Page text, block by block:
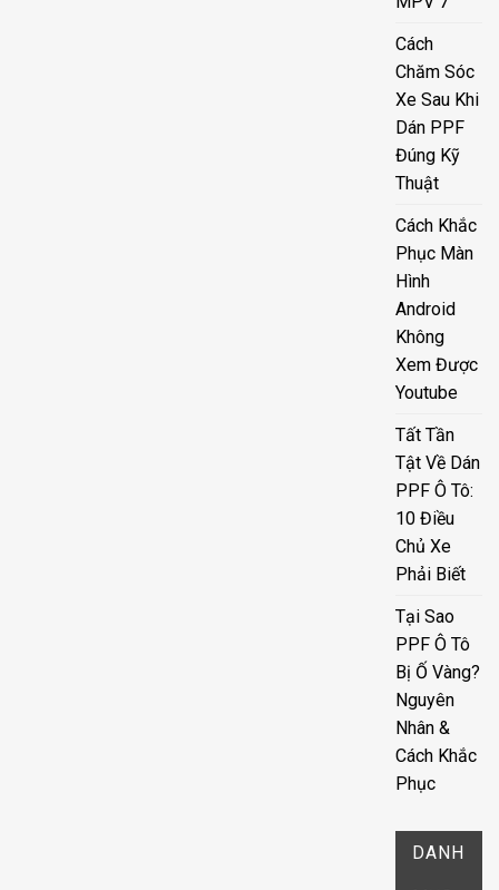
Cách
Chăm Sóc
Xe Sau Khi
Dán PPF
Đúng Kỹ
Thuật
Cách Khắc
Phục Màn
Hình
Android
Không
Xem Được
Youtube
Tất Tần
Tật Về Dán
PPF Ô Tô:
10 Điều
Chủ Xe
Phải Biết
Tại Sao
PPF Ô Tô
Bị Ố Vàng?
Nguyên
Nhân &
Cách Khắc
Phục
DANH